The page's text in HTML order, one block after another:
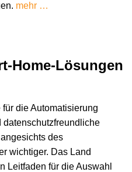
mehr …
Home-Lösungen
die Automatisierung
des
wichtiger. Das Land
Leitfaden für die Auswahl